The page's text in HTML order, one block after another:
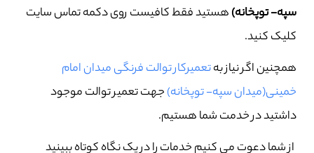
سپه- توپخانه)هستید فقط کافیست روی دکمه تماس سایت
کلیک کنید.
همچنین اگر نیاز بهتعمیرکار توالت فرنگی میدان امام
خمینی(میدان سپه- توپخانه)جهت تعمیر توالت موجود
داشتید در خدمت شما هستیم.
از شما دعوت می کنیم خدمات را در یک نگاه کوتاه ببینید